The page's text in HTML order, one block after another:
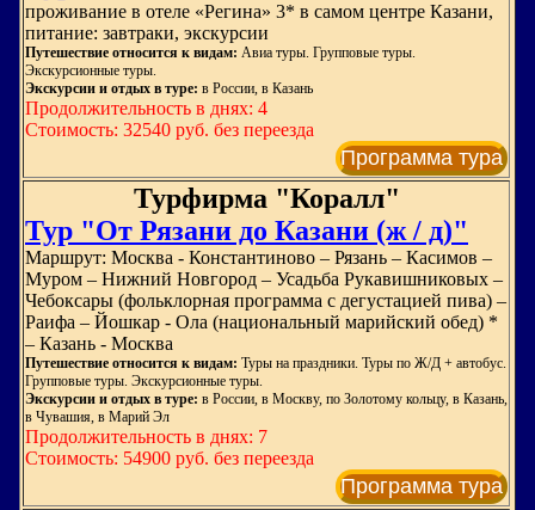
проживание в отеле «Регина» 3* в самом центре Казани,
питание: завтраки, экскурсии
Путешествие относится к видам: Авиа туры. Групповые туры.
Экскурсионные туры.
Экскурсии и отдых в туре: в России, в Казань
Продолжительность в днях: 4
Стоимость: 32540 руб. без переезда
Программа тура
Турфирма "Коралл"
Тур "От Рязани до Казани (ж / д)"
Маршрут: Москва - Константиново – Рязань – Касимов –
Муром – Нижний Новгород – Усадьба Рукавишниковых –
Чебоксары (фольклорная программа с дегустацией пива) –
Раифа – Йошкар - Ола (национальный марийский обед) *
– Казань - Москва
Путешествие относится к видам: Туры на праздники. Туры по Ж/Д + автобус.
Групповые туры. Экскурсионные туры.
Экскурсии и отдых в туре: в России, в Москву, по Золотому кольцу, в Казань,
в Чувашия, в Марий Эл
Продолжительность в днях: 7
Стоимость: 54900 руб. без переезда
Программа тура